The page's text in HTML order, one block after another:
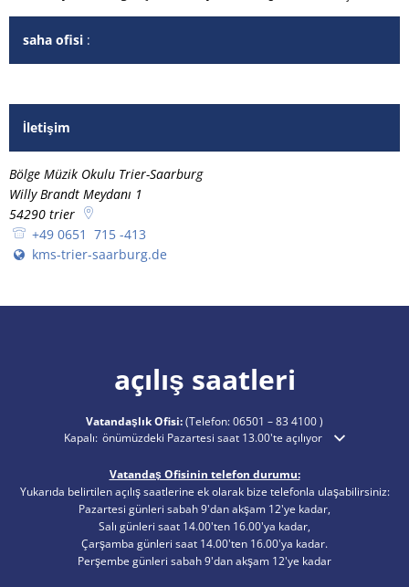
saha ofisi :
İletişim
Bölge Müzik Okulu Trier-Saarburg
Willy Brandt Meydanı 1
54290 trier
+49 0651 715 -413
kms-trier-saarburg.de
açılış saatleri
Vatandaşlık Ofisi:(Telefon:06501 – 83 4100)
Ek açılış veya kapanış saatlerini gizlemek için tıklayın
Kapalı: önümüzdeki Pazartesi saat 13.00'te açılıyor
Vatandaş Ofisinin telefon durumu:
Yukarıda belirtilen açılış saatlerine ek olarak bize telefonla ulaşabilirsiniz:
Pazartesi günleri sabah 9'dan akşam 12'ye kadar,
Salı günleri saat 14.00'ten 16.00'ya kadar,
Çarşamba günleri saat 14.00'ten 16.00'ya kadar.
Perşembe günleri sabah 9'dan akşam 12'ye kadar